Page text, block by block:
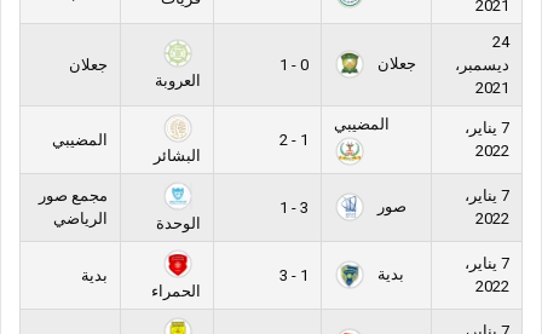
2021
24
ديسمبر،
2021
جعلان
0 - 1
العروبة
جعلان
7 يناير،
2022
المضيبي
1 - 2
البشائر
المضيبي
7 يناير،
2022
صور
3 - 1
الوحدة
مجمع صور
الرياضي
7 يناير،
2022
بدية
1 - 3
الحمراء
بدية